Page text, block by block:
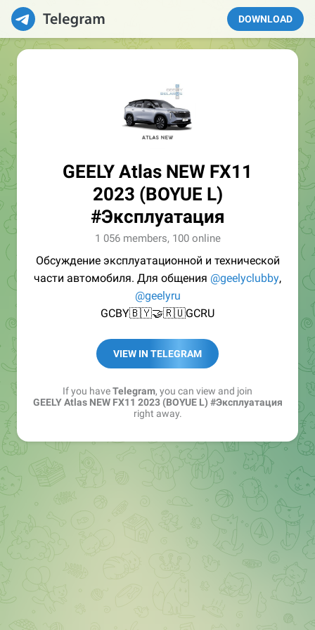
DOWNLOAD
GEELY Atlas NEW FX11
2023 (BOYUE L)
#Эксплуатация
1 056 members, 100 online
Обсуждение эксплуатационной и технической
части автомобиля. Для общения @geelyclubby,
@geelyru
GCBY🇧🇾🤝🇷🇺GCRU
VIEW IN TELEGRAM
If you haveTelegram, you can view and join
GEELY Atlas NEW FX11 2023 (BOYUE L) #Эксплуатация
right away.